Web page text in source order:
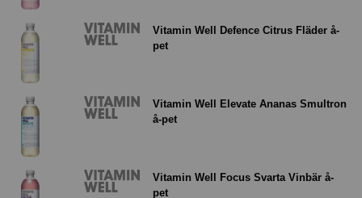
Vitamin Well Defence Citrus Fläder å-
pet
Vitamin Well Elevate Ananas Smultron
å-pet
Vitamin Well Focus Svarta Vinbär å-
pet